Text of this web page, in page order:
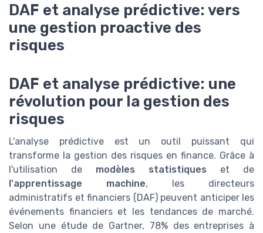
DAF et analyse prédictive: vers
une gestion proactive des
risques
DAF et analyse prédictive: une
révolution pour la gestion des
risques
L'analyse prédictive est un outil puissant qui
transforme la gestion des risques en finance. Grâce à
l'utilisation de modèles statistiques et de
l'apprentissage machine, les directeurs
administratifs et financiers (DAF) peuvent anticiper les
événements financiers et les tendances de marché.
Selon une étude de Gartner, 78% des entreprises à